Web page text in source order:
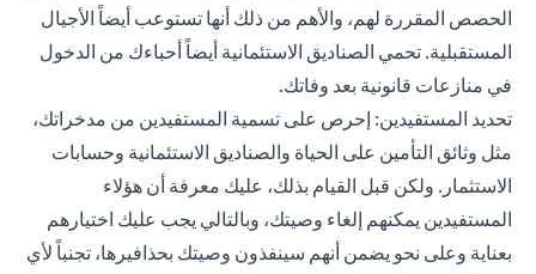
الحصص المقررة لهم، والأهم من ذلك أنها تستوعب أيضاً الأجيال
المستقبلية. تحمي الصناديق الاستئمانية أيضاً أحباءك من الدخول
في منازعات قانونية بعد وفاتك.
تحديد المستفيدين: إحرص على تسمية المستفيدين من مدخراتك،
مثل وثائق التأمين على الحياة والصناديق الاستئمانية وحسابات
الاستثمار. ولكن قبل القيام بذلك، عليك معرفة أن هؤلاء
المستفيدين يمكنهم إلغاء وصيتك، وبالتالي يجب عليك اختيارهم
بعناية وعلى نحو يضمن أنهم سينفذون وصيتك بحذافيرها، تجنباً لأي